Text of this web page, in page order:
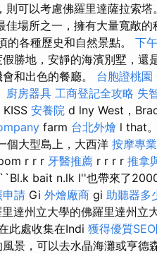
則可以考慮佛羅里達薩拉索
場所之一，擁有大量寬敞的
各種歷史和自然景點。 下
勝地，安靜的海濱別墅，還
和出色的餐廳。 台胞證桃園
廚房器具 工商登記全攻略 失
安養院 d lny West，
farm 台北外燴 l that。
大型島上，大西洋 按摩專
r r r 牙醫推薦 r r r r 推拿
bait n.lk l''也帶來了
申請 Gi 外燴廠商 gi 助聽器多
達州立大學的佛羅里達州立
此處收集在Indi 獲得優質
景，可以去水晶海灘或亨德